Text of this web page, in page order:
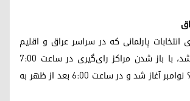
انتخابات پارلمانی که در سراسر عراق و اقلیم
کوردستان برگزار شد، با باز شدن مراکز رای‌گیری در ساعت ۷:۰۰
صبح روز یکشنبه ۹ نوامبر آغاز شد و در ساعت ۶:۰۰ بعد از ظهر به